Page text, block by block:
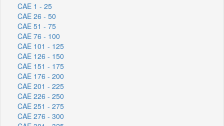
CAE 1 - 25
CAE 26 - 50
CAE 51 - 75
CAE 76 - 100
CAE 101 - 125
CAE 126 - 150
CAE 151 - 175
CAE 176 - 200
CAE 201 - 225
CAE 226 - 250
CAE 251 - 275
CAE 276 - 300